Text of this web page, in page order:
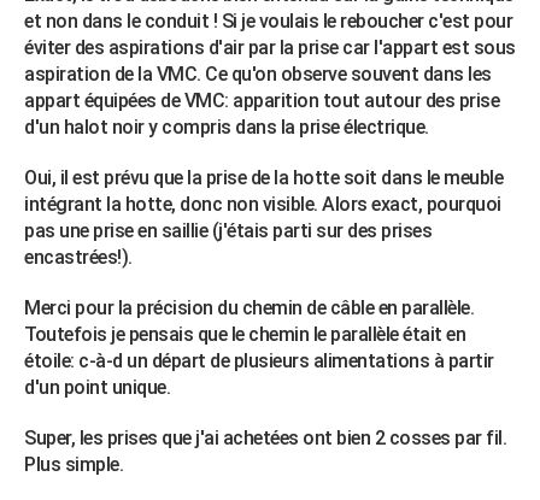
et non dans le conduit ! Si je voulais le reboucher c'est pour
éviter des aspirations d'air par la prise car l'appart est sous
aspiration de la VMC. Ce qu'on observe souvent dans les
appart équipées de VMC: apparition tout autour des prise
d'un halot noir y compris dans la prise électrique.
Oui, il est prévu que la prise de la hotte soit dans le meuble
intégrant la hotte, donc non visible. Alors exact, pourquoi
pas une prise en saillie (j'étais parti sur des prises
encastrées!).
Merci pour la précision du chemin de câble en parallèle.
Toutefois je pensais que le chemin le parallèle était en
étoile: c-à-d un départ de plusieurs alimentations à partir
d'un point unique.
Super, les prises que j'ai achetées ont bien 2 cosses par fil.
Plus simple.